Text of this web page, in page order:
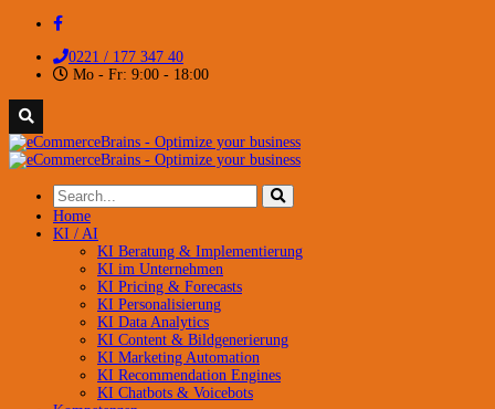
0221 / 177 347 40
Mo - Fr: 9:00 - 18:00
Home
KI / AI
KI Beratung & Implementierung
KI im Unternehmen
KI Pricing & Forecasts
KI Personalisierung
KI Data Analytics
KI Content & Bildgenerierung
KI Marketing Automation
KI Recommendation Engines
KI Chatbots & Voicebots